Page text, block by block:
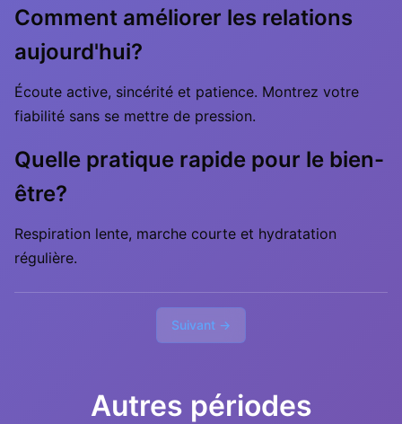
Comment améliorer les relations
aujourd'hui?
Écoute active, sincérité et patience. Montrez votre
fiabilité sans se mettre de pression.
Quelle pratique rapide pour le bien-
être?
Respiration lente, marche courte et hydratation
régulière.
Suivant →
Autres périodes